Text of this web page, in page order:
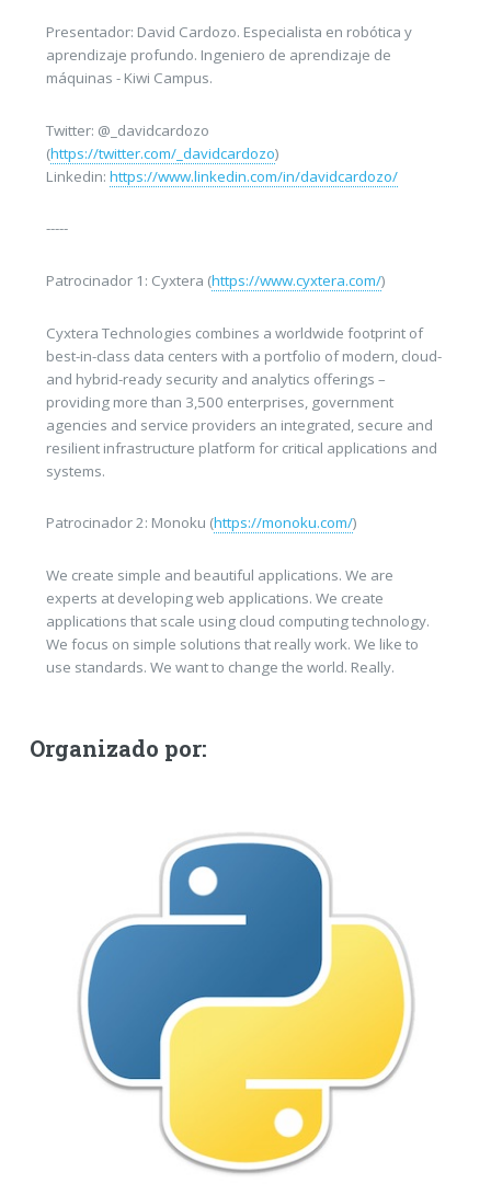
Presentador: David Cardozo. Especialista en robótica y
aprendizaje profundo. Ingeniero de aprendizaje de
máquinas - Kiwi Campus.
Twitter: @_davidcardozo
(https://twitter.com/_davidcardozo)
Linkedin: https://www.linkedin.com/in/davidcardozo/
-----
Patrocinador 1: Cyxtera (https://www.cyxtera.com/)
Cyxtera Technologies combines a worldwide footprint of
best-in-class data centers with a portfolio of modern, cloud-
and hybrid-ready security and analytics offerings –
providing more than 3,500 enterprises, government
agencies and service providers an integrated, secure and
resilient infrastructure platform for critical applications and
systems.
Patrocinador 2: Monoku (https://monoku.com/)
We create simple and beautiful applications. We are
experts at developing web applications. We create
applications that scale using cloud computing technology.
We focus on simple solutions that really work. We like to
use standards. We want to change the world. Really.
Organizado por: